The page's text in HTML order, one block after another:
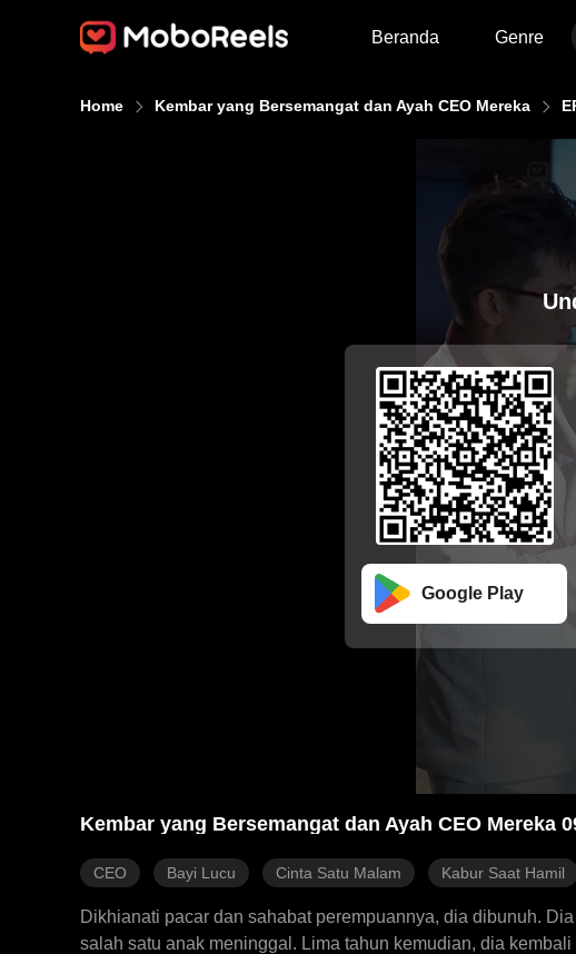
Beranda Genre
Home Kembar yang Bersemangat dan Ayah CEO Mereka
Google Play
Kembar yang Bersemangat dan Ayah CEO Mereka
CEO Bayi Lucu Cinta Satu Malam Kabur Saat Hamil
Dikhianati pacar dan sahabat perempuannya, dia dibunuh.
salah satu anak meninggal. Lima tahun kemudian, dia